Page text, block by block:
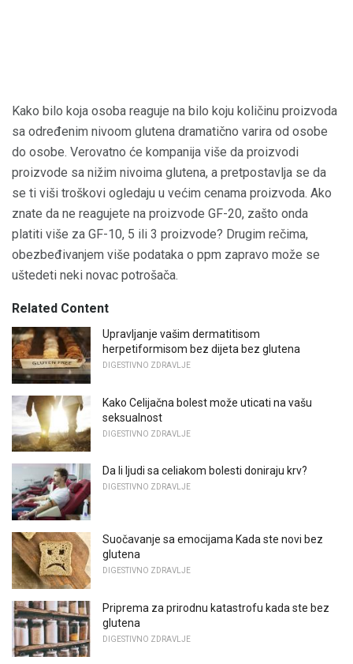
Kako bilo koja osoba reaguje na bilo koju količinu proizvoda
sa određenim nivoom glutena dramatično varira od osobe
do osobe. Verovatno će kompanija više da proizvodi
proizvode sa nižim nivoima glutena, a pretpostavlja se da
se ti viši troškovi ogledaju u većim cenama proizvoda. Ako
znate da ne reagujete na proizvode GF-20, zašto onda
platiti više za GF-10, 5 ili 3 proizvode? Drugim rečima,
obezbeđivanjem više podataka o ppm zapravo može se
uštedeti neki novac potrošača.
Related Content
Upravljanje vašim dermatitisom
herpetiformisom bez dijeta bez glutena
DIGESTIVNO ZDRAVLJE
Kako Celijačna bolest može uticati na vašu
seksualnost
DIGESTIVNO ZDRAVLJE
Da li ljudi sa celiakom bolesti doniraju krv?
DIGESTIVNO ZDRAVLJE
Suočavanje sa emocijama Kada ste novi bez
glutena
DIGESTIVNO ZDRAVLJE
Priprema za prirodnu katastrofu kada ste bez
glutena
DIGESTIVNO ZDRAVLJE